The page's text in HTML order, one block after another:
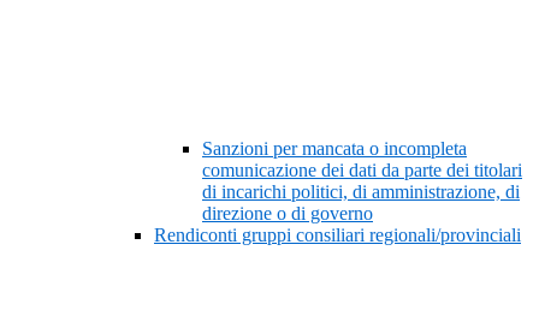
Sanzioni per mancata o incompleta
comunicazione dei dati da parte dei titolari
di incarichi politici, di amministrazione, di
direzione o di governo
Rendiconti gruppi consiliari regionali/provinciali